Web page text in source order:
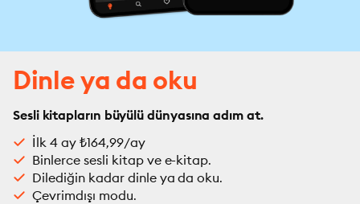
Dinle ya da oku
Sesli kitapların büyülü dünyasına adım at.
İlk 4 ay ₺164,99/ay
Binlerce sesli kitap ve e-kitap.
Dilediğin kadar dinle ya da oku.
Çevrimdışı modu.